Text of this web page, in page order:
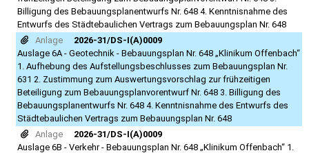
Billigung des Bebauungsplanentwurfs Nr. 648 4. Kenntnisnahme des
Entwurfs des Städtebaulichen Vertrags zum Bebauungsplan Nr. 648
Anlage
2026-31/DS-I(A)0009
Auslage 6A - Geotechnik - Bebauungsplan Nr. 648 „Klinikum Offenbach“
1. Aufhebung des Aufstellungsbeschlusses zum Bebauungsplan Nr.
631 2. Zustimmung zum Auswertungsvorschlag zur frühzeitigen
Beteiligung zum Bebauungsplanvorentwurf Nr. 648 3. Billigung des
Bebauungsplanentwurfs Nr. 648 4. Kenntnisnahme des Entwurfs des
Städtebaulichen Vertrags zum Bebauungsplan Nr. 648
Anlage
2026-31/DS-I(A)0009
Auslage 6B - Verkehr - Bebauungsplan Nr. 648 „Klinikum Offenbach“ 1.